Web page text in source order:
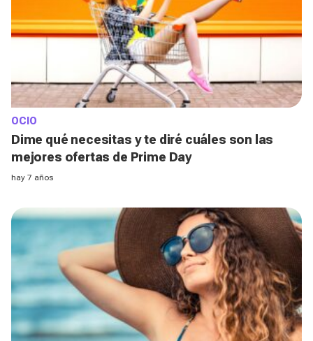
OCIO
Dime qué necesitas y te diré cuáles son las
mejores ofertas de Prime Day
hay 7 años